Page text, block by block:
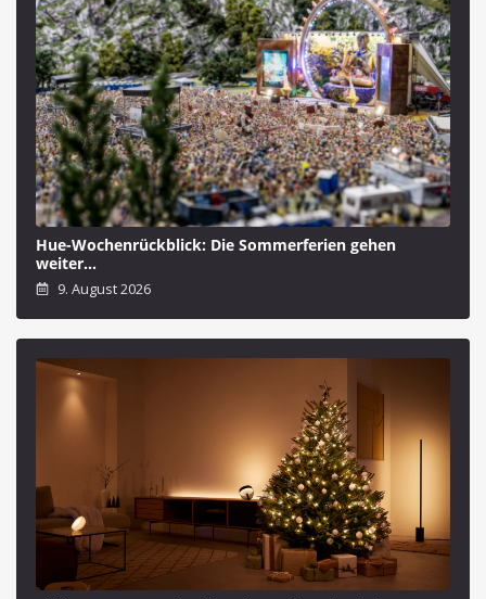
Hue-Wochenrückblick: Die Sommerferien gehen
weiter…
9. August 2026